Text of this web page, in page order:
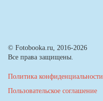
© Fotobooka.ru, 2016-2026
Все права защищены.
Политика конфиденциальности
Пользовательское соглашение